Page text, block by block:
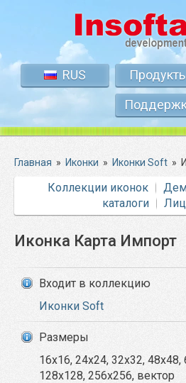
RUS
Главная » Иконки » Иконки Soft »
Коллекции иконок
каталоги
Иконка Карта Импорт
Входит в коллекцию
Иконки Soft
Размеры
16x16, 24x24, 32x32, 48x48,
128x128, 256x256, вектор